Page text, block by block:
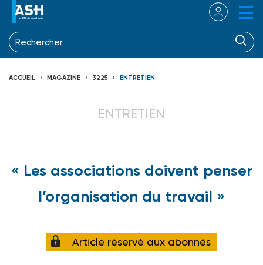
ACCUEIL MAGAZINE 3225 ENTRETIEN
ENTRETIEN
« Les associations doivent penser
l’organisation du travail »
Article réservé aux abonnés